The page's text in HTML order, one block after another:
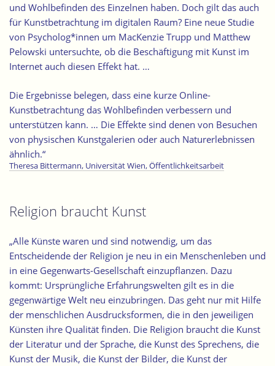
und Wohlbefinden des Einzelnen haben. Doch gilt das auch
für Kunstbetrachtung im digitalen Raum? Eine neue Studie
von Psycholog*innen um MacKenzie Trupp und Matthew
Pelowski untersuchte, ob die Beschäftigung mit Kunst im
Internet auch diesen Effekt hat. …
Die Ergebnisse belegen, dass eine kurze Online-
Kunstbetrachtung das Wohlbefinden verbessern und
unterstützen kann. … Die Effekte sind denen von Besuchen
von physischen Kunstgalerien oder auch Naturerlebnissen
ähnlich.“
Theresa Bittermann, Universität Wien, Öffentlichkeitsarbeit
Religion braucht Kunst
„Alle Künste waren und sind notwendig, um das
Entscheidende der Religion je neu in ein Menschenleben und
in eine Gegenwarts-Gesellschaft einzupflanzen. Dazu
kommt: Ursprüngliche Erfahrungswelten gilt es in die
gegenwärtige Welt neu einzubringen. Das geht nur mit Hilfe
der menschlichen Ausdrucksformen, die in den jeweiligen
Künsten ihre Qualität finden. Die Religion braucht die Kunst
der Literatur und der Sprache, die Kunst des Sprechens, die
Kunst der Musik, die Kunst der Bilder, die Kunst der